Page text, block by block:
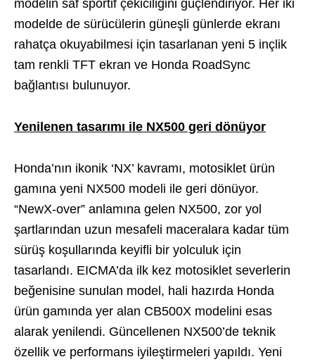
modelin saf sportif çekiciliğini güçlendiriyor. Her iki
modelde de sürücülerin güneşli günlerde ekranı
rahatça okuyabilmesi için tasarlanan yeni 5 inçlik
tam renkli TFT ekran ve Honda RoadSync
bağlantısı bulunuyor.
Yenilenen tasarımı ile NX500 geri dönüyor
Honda’nın ikonik ‘NX’ kavramı, motosiklet ürün
gamına yeni NX500 modeli ile geri dönüyor.
“NewX-over” anlamına gelen NX500, zor yol
şartlarından uzun mesafeli maceralara kadar tüm
sürüş koşullarında keyifli bir yolculuk için
tasarlandı. EICMA’da ilk kez motosiklet severlerin
beğenisine sunulan model, hali hazırda Honda
ürün gamında yer alan CB500X modelini esas
alarak yenilendi. Güncellenen NX500’de teknik
özellik ve performans iyileştirmeleri yapıldı. Yeni